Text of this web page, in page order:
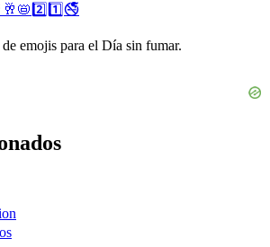
🥂 📛 2️⃣ 1️⃣🚭
emojis para el Día sin fumar.